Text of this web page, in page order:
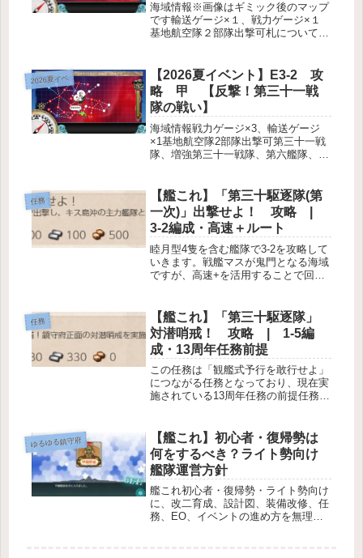
海域情報※画像はギミック後のマップ
です輸送ゲージ×１、戦力ゲージ×１
基地航空隊２部隊出撃可札について海
(乙)Kマスで S勝利×２(甲),A勝利×２
(乙丙),A勝利...
2026夏イベ
【2026夏イベント】E3-2 攻
略 甲 【反撃！第三十一戦
隊の戦い】
海域情報戦力ゲージ×3、輸送ゲージ
×1基地航空隊2部隊出撃可第三十一戦
隊、増強第三十一戦隊、第六艦隊、ウ
より編成例編成情報第三十一戦隊、増
強第三十一戦隊遊撃部隊A→A2(...
任務
【艦これ】「第三十駆逐隊(第
一次)」出撃せよ！ 攻略 |
3-2編成・高速＋ルート
睦月型4隻を含む艦隊で3-2を攻略して
いきます。戦艦マスが鬼門となる海域
ですが、高速+を活用することで回避
利以上×1？(S勝利で達成したため未確
認)報酬燃料100,...
任務
【艦これ】「第三十駆逐隊」
対潜哨戒！ 攻略 | 1-5編
成・13周年任務前提
この任務は「観艦式予行を敢行せよ」
につながる任務となっており、現在実
施されている13周年任務の前提任務と
ゆるゆる鎮守府
【艦これ】初心者・復帰勢は
何をするべき？ライト勢向け
艦隊運営方針
艦これ初心者・復帰勢・ライト勢向け
に、改二育成、設計図、装備改修、任
務、EO、イベントの進め方を無理な